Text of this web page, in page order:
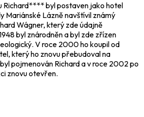
Richard**** byl postaven jako hotel
Mariánské Lázně navštívil známý
Wágner, který zde údajně
byl znárodněn a byl zde zřízen
V roce 2000 ho koupil od
který ho znovu přebudoval na
pojmenován Richard a v roce 2002 po
znovu otevřen.